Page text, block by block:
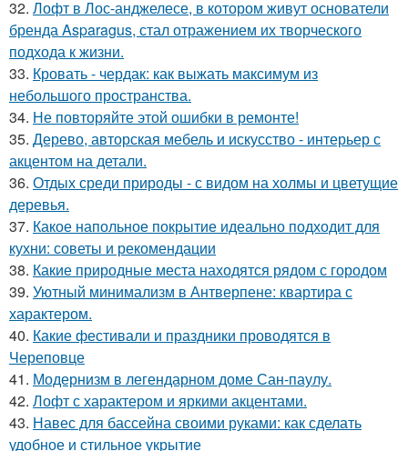
32. Лофт в Лос-анджелесе, в котором живут основатели
бренда Asparagus, стал отражением их творческого
подхода к жизни.
33. Кровать - чердак: как выжать максимум из
небольшого пространства.
34. Не повторяйте этой ошибки в ремонте!
35. Дерево, авторская мебель и искусство - интерьер с
акцентом на детали.
36. Отдых среди природы - с видом на холмы и цветущие
деревья.
37. Какое напольное покрытие идеально подходит для
кухни: советы и рекомендации
38. Какие природные места находятся рядом с городом
39. Уютный минимализм в Антверпене: квартира с
характером.
40. Какие фестивали и праздники проводятся в
Череповце
41. Модернизм в легендарном доме Сан-паулу.
42. Лофт с характером и яркими акцентами.
43. Навес для бассейна своими руками: как сделать
удобное и стильное укрытие